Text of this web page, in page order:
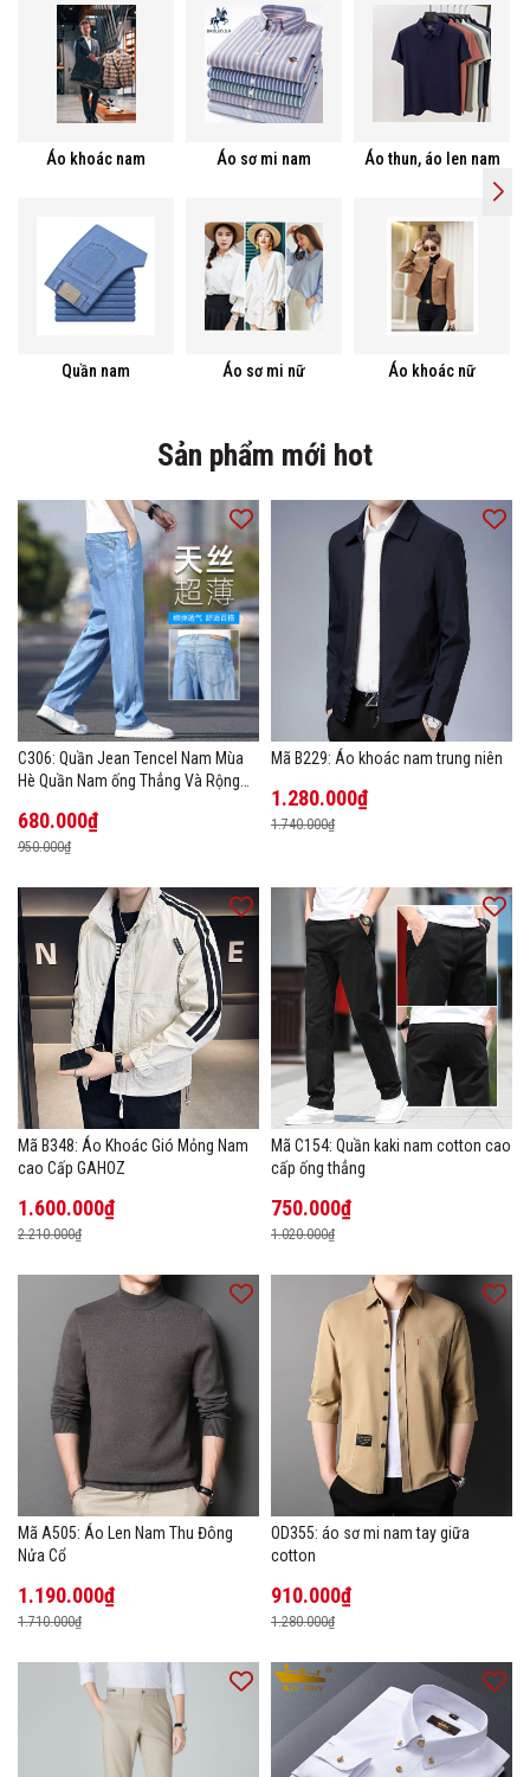
Áo khoác nam Áo sơ mi nam Áo thun, áo len nam
Quần nam Áo sơ mi nữ Áo khoác nữ
Sản phẩm mới hot
C306: Quần Jean Tencel Nam Mùa
Hè Quần Nam ống Thẳng Và Rộng
680.000₫
950.000₫
Mã B229: Áo khoác nam trung niên
1.280.000₫
1.740.000₫
Mã B348: Áo Khoác Gió Mỏng Nam
cao Cấp GAHOZ
1.600.000₫
2.210.000₫
Mã C154: Quần kaki nam cotton cao
cấp ống thẳng
750.000₫
1.020.000₫
Mã A505: Áo Len Nam Thu Đông
Nửa Cổ
1.190.000₫
1.710.000₫
OD355: áo sơ mi nam tay giữa
cotton
910.000₫
1.280.000₫